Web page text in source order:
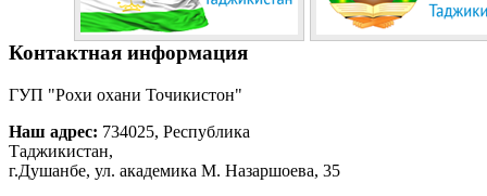
Контактная информация
ГУП "Рохи охани Точикистон"
Наш адрес: 734025, Республика
Таджикистан,
г.Душанбе, ул. академика М. Назаршоева, 35